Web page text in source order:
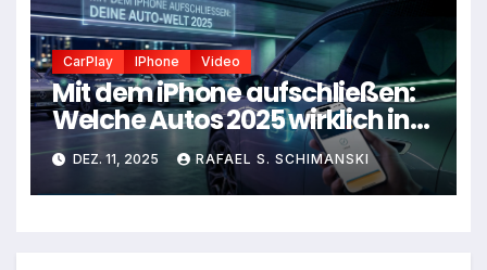
CarPlay IPhone Video
Mit dem iPhone aufschließen:
Welche Autos 2025 wirklich in
deine Apple-Welt passen
DEZ. 11, 2025 RAFAEL S. SCHIMANSKI